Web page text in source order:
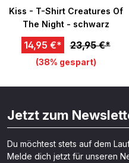
Durchschnittliche Bewertung
Kiss - T-Shirt Creatures Of
The Night - schwarz
14,95 €* 23,95 €*
(38% gespart)
Jetzt zum
Du möchtest stets auf dem
Melde dich jetzt für unseren